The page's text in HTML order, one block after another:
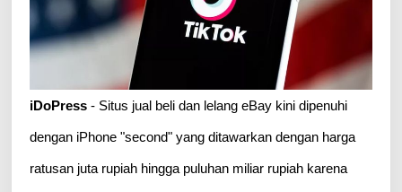
iDoPress - Situs jual beli dan lelang eBay kini dipenuhi
dengan iPhone "second" yang ditawarkan dengan harga
ratusan juta rupiah hingga puluhan miliar rupiah karena